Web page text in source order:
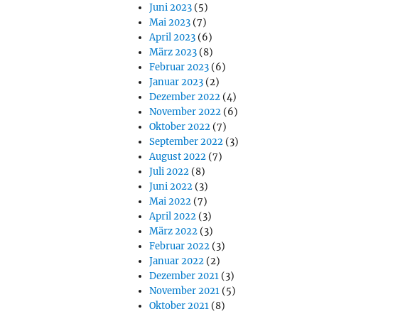
Juni 2023 (5)
Mai 2023 (7)
April 2023 (6)
März 2023 (8)
Februar 2023 (6)
Januar 2023 (2)
Dezember 2022 (4)
November 2022 (6)
Oktober 2022 (7)
September 2022 (3)
August 2022 (7)
Juli 2022 (8)
Juni 2022 (3)
Mai 2022 (7)
April 2022 (3)
März 2022 (3)
Februar 2022 (3)
Januar 2022 (2)
Dezember 2021 (3)
November 2021 (5)
Oktober 2021 (8)